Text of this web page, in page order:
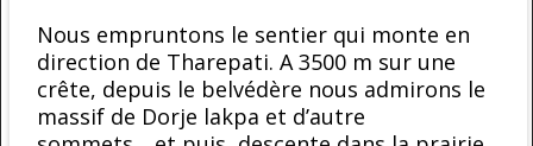
Nous empruntons le sentier qui monte en
direction de Tharepati. A 3500 m sur une
crête, depuis le belvédère nous admirons le
massif de Dorje lakpa et d’autre